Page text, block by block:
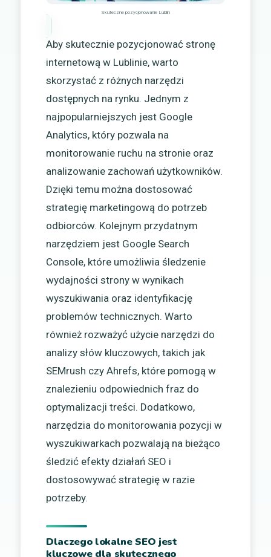
Skuteczne pozycjonowanie Lublin
Aby skutecznie pozycjonować stronę
internetową w Lublinie, warto
skorzystać z różnych narzędzi
dostępnych na rynku. Jednym z
najpopularniejszych jest Google
Analytics, który pozwala na
monitorowanie ruchu na stronie oraz
analizowanie zachowań użytkowników.
Dzięki temu można dostosować
strategię marketingową do potrzeb
odbiorców. Kolejnym przydatnym
narzędziem jest Google Search
Console, które umożliwia śledzenie
wydajności strony w wynikach
wyszukiwania oraz identyfikację
problemów technicznych. Warto
również rozważyć użycie narzędzi do
analizy słów kluczowych, takich jak
SEMrush czy Ahrefs, które pomogą w
znalezieniu odpowiednich fraz do
optymalizacji treści. Dodatkowo,
narzędzia do monitorowania pozycji w
wyszukiwarkach pozwalają na bieżąco
śledzić efekty działań SEO i
dostosowywać strategię w razie
potrzeby.
Dlaczego lokalne SEO jest
kluczowe dla skutecznego